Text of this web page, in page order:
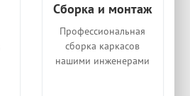
Сборка и монтаж
Профессиональная
сборка каркасов
нашими инженерами